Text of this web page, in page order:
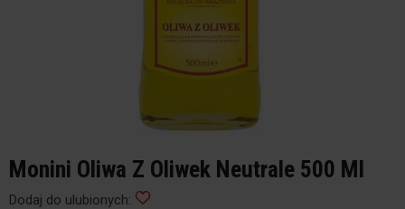
Monini Oliwa Z Oliwek Neutrale 500 Ml
Dodaj do ulubionych: